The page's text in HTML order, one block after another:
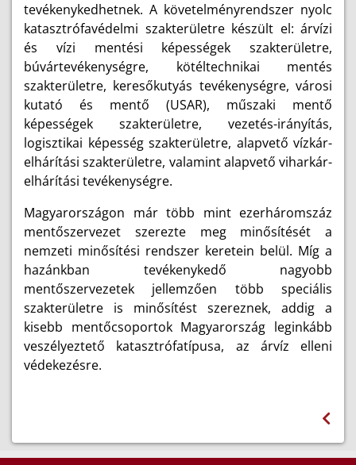
tevékenykedhetnek. A követelményrendszer nyolc
katasztrófavédelmi szakterületre készült el: árvízi
és vízi mentési képességek szakterületre,
búvártevékenységre, kötéltechnikai mentés
szakterületre, keresőkutyás tevékenységre, városi
kutató és mentő (USAR), műszaki mentő
képességek szakterületre, vezetés-irányítás,
logisztikai képesség szakterületre, alapvető vízkár-
elhárítási szakterületre, valamint alapvető viharkár-
elhárítási tevékenységre.
Magyarországon már több mint ezerháromszáz
mentőszervezet szerezte meg minősítését a
nemzeti minősítési rendszer keretein belül. Míg a
hazánkban tevékenykedő nagyobb
mentőszervezetek jellemzően több speciális
szakterületre is minősítést szereznek, addig a
kisebb mentőcsoportok Magyarország leginkább
veszélyeztető katasztrófatípusa, az árvíz elleni
védekezésre.